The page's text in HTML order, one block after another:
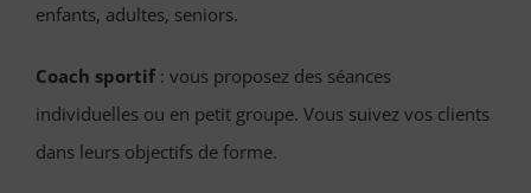
enfants, adultes, seniors.
Coach sportif : vous proposez des séances
individuelles ou en petit groupe. Vous suivez vos clients
dans leurs objectifs de forme.